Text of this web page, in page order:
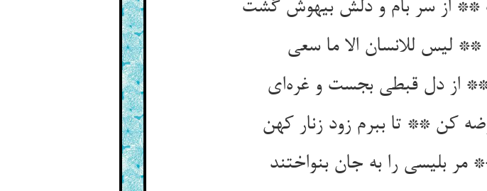
** از سر بام و دلش بیهوش گشت
** لیس للانسان الا ما سعی
** از دل قبطی بجست و غره‌ای
کن ** تا ببرم زود زنار کهن
بلیسی را به جان بنواختند